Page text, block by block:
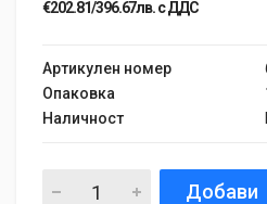
€202.81/396.67лв. с ДДС
Артикулен номер
Опаковка
Наличност
Добави